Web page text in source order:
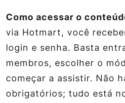
Como acessar o
via Hotmart, você
login e senha. Basta
membros, escolher o
começar a assistir. Não
obrigatórios; tudo está